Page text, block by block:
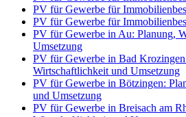
PV für Gewerbe für
PV für Gewerbe für
PV für Gewerbe in Au: Planung,
Umsetzung
PV für Gewerbe in Bad
Wirtschaftlichkeit und Umsetzung
PV für Gewerbe in Bötzingen:
und Umsetzung
PV für Gewerbe in Breisach am